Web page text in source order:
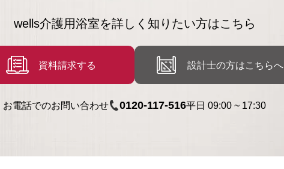
wells介護用浴室を詳しく知りたい方はこちら
資料請求する 設計士の方はこちらへ
お電話でのお問い合わせ 0120-117-516平日 09:00 ~ 17:30